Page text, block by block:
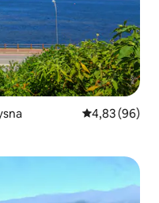
Évaluation
4,83 (96)
appréciés